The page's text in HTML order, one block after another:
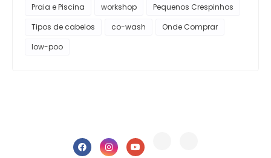
Praia e Piscina
workshop
Pequenos Crespinhos
Tipos de cabelos
co-wash
Onde Comprar
low-poo